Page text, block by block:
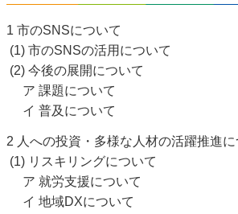
1 市のSNSについて
(1) 市のSNSの活用について
(2) 今後の展開について
ア 課題について
イ 普及について
2 人への投資・多様な人材の活躍推進に
(1) リスキリングについて
ア 就労支援について
イ 地域DXについて